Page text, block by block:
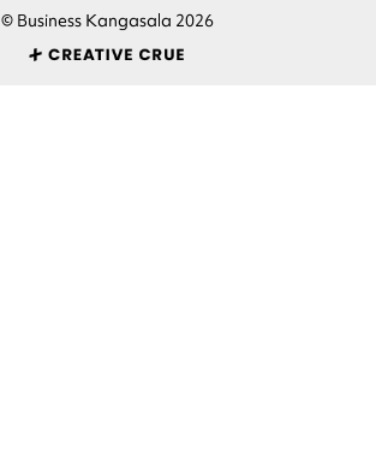
© Business Kangasala 2026